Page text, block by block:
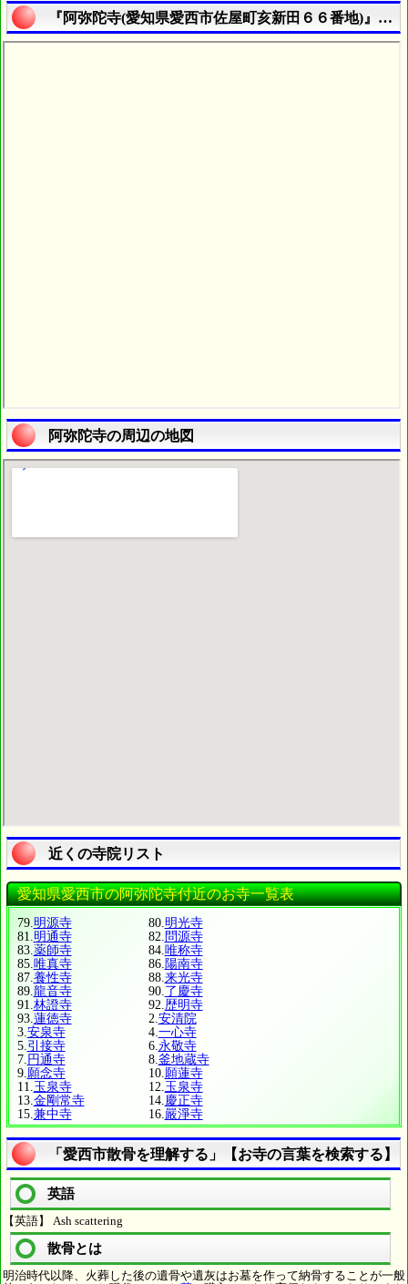
『阿弥陀寺(愛知県愛西市佐屋町亥新田６６番地)』の
阿弥陀寺の周辺の地図
近くの寺院リスト
愛知県愛西市の阿弥陀寺付近のお寺一覧表
79. 明源寺 80. 明光寺
81. 明通寺 82. 問源寺
83. 薬師寺 84. 唯称寺
85. 唯真寺 86. 陽南寺
87. 養性寺 88. 来光寺
89. 龍音寺 90. 了慶寺
91. 林證寺 92. 歴明寺
93. 蓮徳寺 2. 安清院
3. 安泉寺 4. 一心寺
5. 引接寺 6. 永敬寺
7. 円通寺 8. 釜地蔵寺
9. 願念寺 10. 願蓮寺
11. 玉泉寺 12. 玉泉寺
13. 金剛常寺 14. 慶正寺
15. 兼中寺 16. 嚴淨寺
「愛西市散骨を理解する」【お寺の言葉を検索する】
英語
【英語】 Ash scattering
散骨とは
明治時代以降、火葬した後の遺骨や遺灰はお墓を作って納骨することが一般